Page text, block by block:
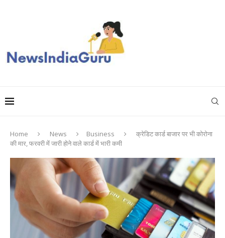
Home News Business
क्रेडिट कार्ड बाजार पर भी कोरोना
की मार, फरवरी में जारी होने वाले कार्ड में भारी कमी